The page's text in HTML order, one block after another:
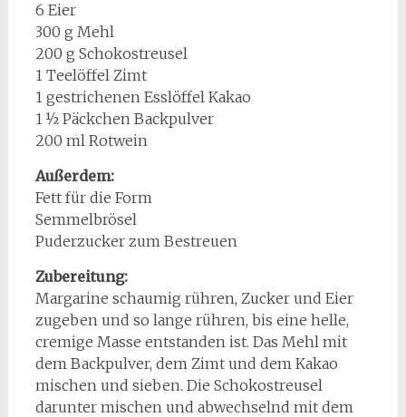
6 Eier
300 g Mehl
200 g Schokostreusel
1 Teelöffel Zimt
1 gestrichenen Esslöffel Kakao
1 ½ Päckchen Backpulver
200 ml Rotwein
Außerdem:
Fett für die Form
Semmelbrösel
Puderzucker zum Bestreuen
Zubereitung:
Margarine schaumig rühren, Zucker und Eier
zugeben und so lange rühren, bis eine helle,
cremige Masse entstanden ist. Das Mehl mit
dem Backpulver, dem Zimt und dem Kakao
mischen und sieben. Die Schokostreusel
darunter mischen und abwechselnd mit dem